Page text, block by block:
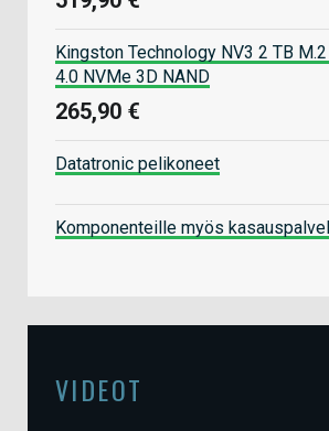
Kingston Technology NV3 2 TB
4.0 NVMe 3D NAND
265,90 €
Datatronic pelikoneet
Komponenteille myös
VIDEOT